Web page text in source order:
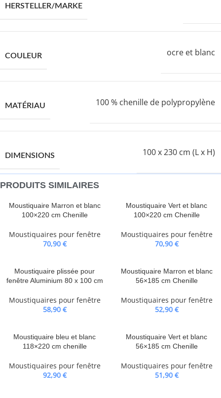
HERSTELLER/MARKE
COULEUR ocre et blanc
MATÉRIAU 100 % chenille de polypropylène
DIMENSIONS 100 x 230 cm (L x H)
PRODUITS SIMILAIRES
Moustiquaire Marron et blanc
100×220 cm Chenille
Moustiquaires pour fenêtre
70,90 €
Moustiquaire Vert et blanc
100×220 cm Chenille
Moustiquaires pour fenêtre
70,90 €
Moustiquaire plissée pour
fenêtre Aluminium 80 x 100 cm
Moustiquaires pour fenêtre
58,90 €
Moustiquaire Marron et blanc
56×185 cm Chenille
Moustiquaires pour fenêtre
52,90 €
Moustiquaire bleu et blanc
118×220 cm chenille
Moustiquaires pour fenêtre
92,90 €
Moustiquaire Vert et blanc
56×185 cm Chenille
Moustiquaires pour fenêtre
51,90 €